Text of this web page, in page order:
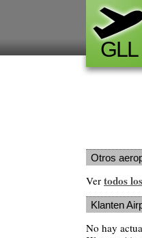
GLL
Otros
Ver todos
Klanten
No hay